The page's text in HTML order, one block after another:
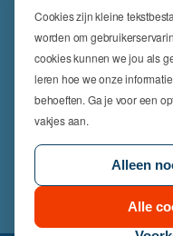
Cookies zijn kleine
worden om
cookies kunnen we jou als
leren hoe we onze
behoeften. Ga je voor een
vakjes aan.
Alleen
Alle
Job alert
SPECIALISATIES
Technics
High Technics & Engineering
Logistics
Finance & Insurance
Office
HR & Legal